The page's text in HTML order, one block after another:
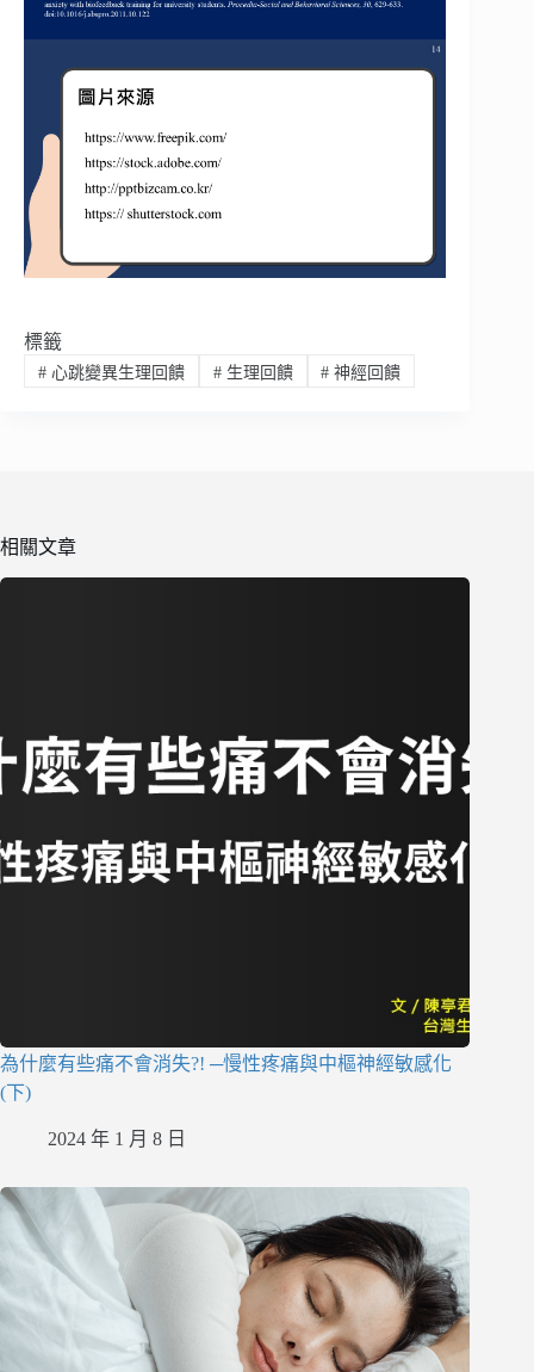
標籤
#心跳變異生理回饋 #生理回饋 # 神經回饋
相關文章
為什麼有些痛不會消失?! ─慢性疼痛與中樞神經敏感化
(下)
2024 年 1 月 8 日